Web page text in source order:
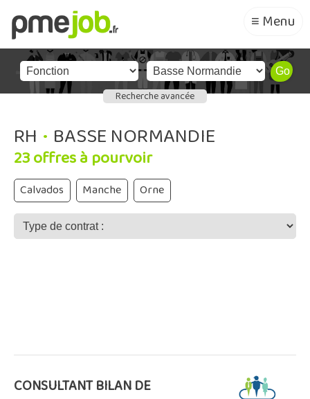
≡ Menu
Recherche avancée
RH • BASSE NORMANDIE
23 offres à pourvoir
Calvados Manche Orne
CONSULTANT BILAN DE